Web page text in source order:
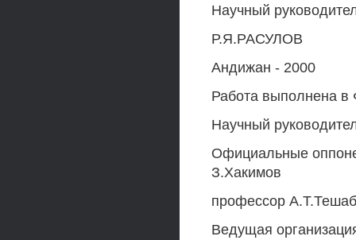
Научный
Р.Я.РАСУЛОВ
Андижан - 2000
Работа выполнена в
Научный
Официальные
З.Хакимов
профессор
Ведущая